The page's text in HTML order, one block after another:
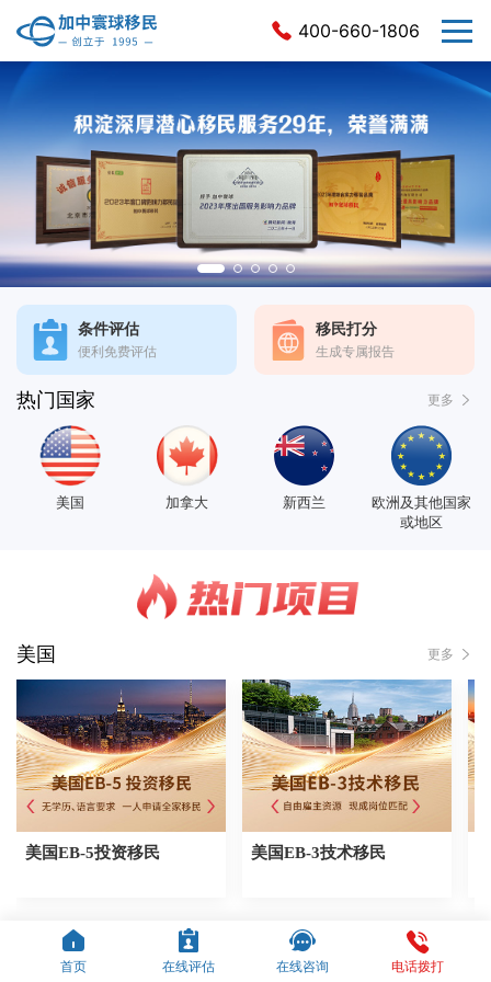
400-660-1806
条件评估
便利免费评估
移民打分
生成专属报告
热门国家 更多
美国 加拿大 新西兰
欧洲及其他国家
或地区
美国 更多
美国EB-5投资移民 美国EB-3技术移民
加拿大
首页
在线评估 在线咨询 电话拨打